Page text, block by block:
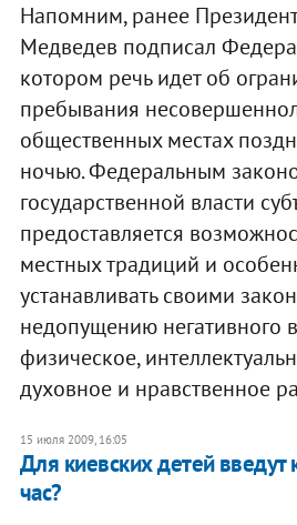
Напомним, ранее
Медведев подписал
котором речь идет об
пребывания
общественных местах
ночью. Федеральным
государственной власти
предоставляется
местных традиций и
устанавливать своими
недопущению негативного
физическое,
духовное и нравственное
15 июля 2009, 16:05
Для киевских детей введут
час?